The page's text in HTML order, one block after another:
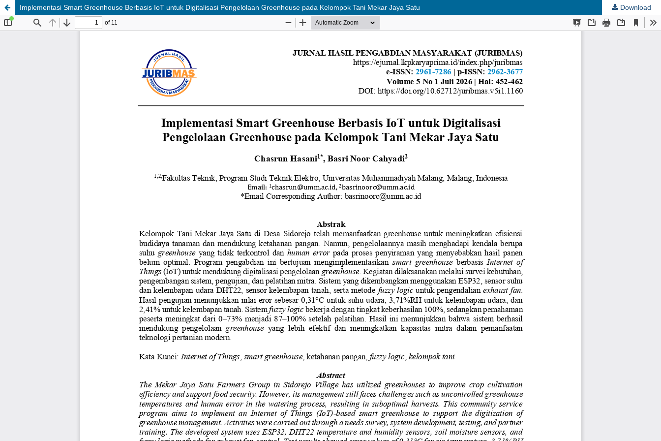
Implementasi Smart Greenhouse Berbasis IoT untuk Digitalisasi Pengelolaan Greenhouse pada Kelompok Tani Mekar Jaya Satu Download